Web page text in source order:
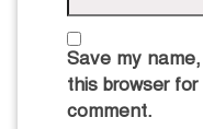
Save my
this browser
comment.